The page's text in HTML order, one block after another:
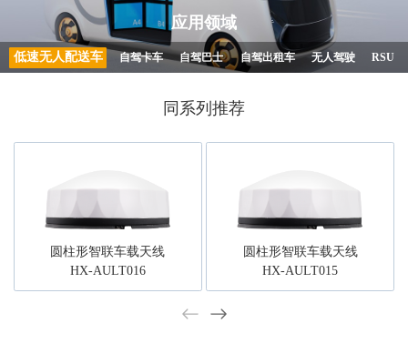
应用领域
低速无人配送车 自驾卡车 自驾巴士 自驾出租车 无人驾驶 RSU
同系列推荐
圆柱形智联车载天线
HX-AULT016
圆柱形智联车载天线
HX-AULT015